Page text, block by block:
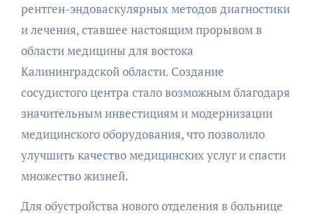
рентген-эндоваскулярных методов диагностики
и лечения, ставшее настоящим прорывом в
области медицины для востока
Калининградской области. Создание
сосудистого центра стало возможным благодаря
значительным инвестициям и модернизации
медицинского оборудования, что позволило
улучшить качество медицинских услуг и спасти
множество жизней.
Для обустройства нового отделения в больнице